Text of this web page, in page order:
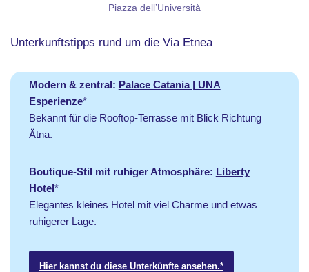
Piazza dell’Università
Unterkunftstipps rund um die Via Etnea
Modern & zentral: Palace Catania | UNA
Esperienze*
Bekannt für die Rooftop-Terrasse mit Blick Richtung
Ätna.
Boutique-Stil mit ruhiger Atmosphäre: Liberty
Hotel*
Elegantes kleines Hotel mit viel Charme und etwas
ruhigerer Lage.
Hier kannst du diese Unterkünfte ansehen.*